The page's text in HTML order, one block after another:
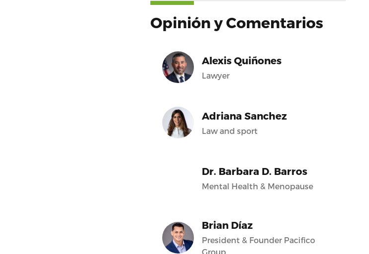
Opinión y Comentarios
Alexis Quiñones
Lawyer
Adriana Sanchez
Law and sport
Dr. Barbara D. Barros
Mental Health & Menopause
Brian Díaz
President & Founder Pacifico
Group